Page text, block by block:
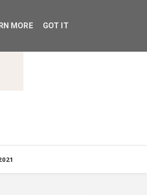
MORE GOT IT